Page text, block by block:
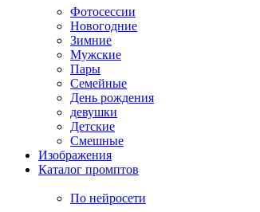
Фотосессии
Новогодние
Зимние
Мужские
Пары
Семейные
День рождения
девушки
Детские
Смешные
Изображения
Каталог промптов
По нейросети